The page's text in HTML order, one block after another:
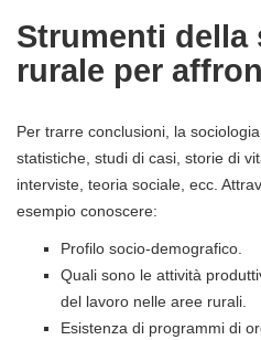
Strumenti della
rurale per
Per trarre conclusioni, la
statistiche, studi di casi, storie di
interviste, teoria sociale, ecc.
esempio conoscere:
Profilo socio-demografico.
Quali sono le attività
del lavoro nelle aree rurali.
Esistenza di programmi di